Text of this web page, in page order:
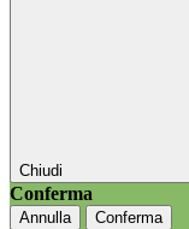
Chiudi
Conferma
Annulla Conferma